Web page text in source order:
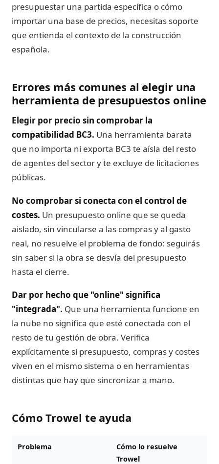
presupuestar una partida específica o cómo
importar una base de precios, necesitas soporte
que entienda el contexto de la construcción
española.
Errores más comunes al elegir una
herramienta de presupuestos online
Elegir por precio sin comprobar la
compatibilidad BC3. Una herramienta barata
que no importa ni exporta BC3 te aísla del resto
de agentes del sector y te excluye de licitaciones
públicas.
No comprobar si conecta con el control de
costes. Un presupuesto online que se queda
aislado, sin vincularse a las compras y al gasto
real, no resuelve el problema de fondo: seguirás
sin saber si la obra se desvía del presupuesto
hasta el cierre.
Dar por hecho que "online" significa
"integrada". Que una herramienta funcione en
la nube no significa que esté conectada con el
resto de tu gestión de obra. Verifica
explícitamente si presupuesto, compras y costes
viven en el mismo sistema o en herramientas
distintas que hay que sincronizar a mano.
Cómo Trowel te ayuda
Problema
Cómo lo resuelve
Trowel